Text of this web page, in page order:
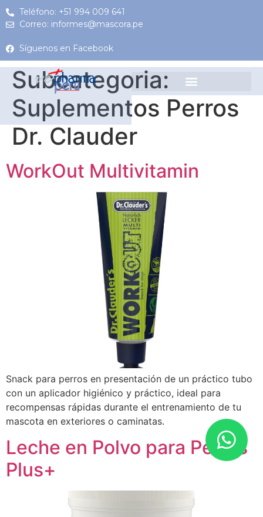
Teléfono: +51 994 009 641
Correo: informes@mascora.pe
Síguenos en Facebook
Subcategoria:
Suplementos Perros
Dr. Clauder
WorkOut Multivitamin
Snack para perros en presentación de un práctico tubo
con un aplicador higiénico y práctico, ideal para
recompensas rápidas durante el entrenamiento de tu
mascota en exteriores o caminatas.
Leche en Polvo para Perros
Plus+